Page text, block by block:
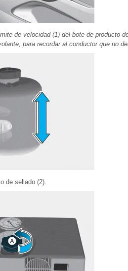
de velocidad (1) del bote de producto
para recordar al conductor que no
de sellado (2).